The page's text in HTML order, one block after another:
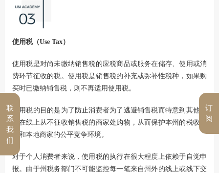
使用税（Use Tax）
使用税是对尚未缴纳销售税的应税商品或服务在储存、使用或消
费环节征收的税。使用税是销售税的补充或弥补性税种，如果购
买时已缴纳销售税，则不再适用使用税。
使用税的目的是为了防止消费者为了逃避销售税而特意到其他州
或在线上从不征收销售税的商家处购物，从而保护本州的税收收
入和本地商家的公平竞争环境。
对于个人消费者来说，使用税的执行在很大程度上依赖于自觉申
报。由于州税务部门不可能监控每一笔来自州外的线上或线下交
订
阅
联
系
我
们